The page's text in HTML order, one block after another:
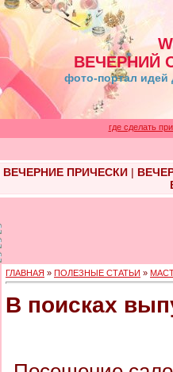
ВЕЧЕРНИЙ
фото-портал идей
где сделать
ВЕЧЕРНИЕ ПРИЧЕСКИ|
ГЛАВНАЯ » ПОЛЕЗНЫЕ СТАТЬИ »
В поисках